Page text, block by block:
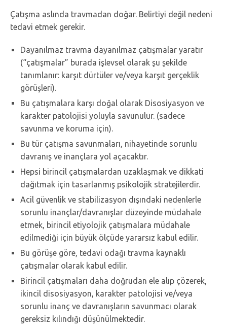
Çatışma aslında travmadan doğar. Belirtiyi değil nedeni
tedavi etmek gerekir.
Dayanılmaz travma dayanılmaz çatışmalar yaratır
(“çatışmalar” burada işlevsel olarak şu şekilde
tanımlanır: karşıt dürtüler ve/veya karşıt gerçeklik
görüşleri).
Bu çatışmalara karşı doğal olarak Disosiyasyon ve
karakter patolojisi yoluyla savunulur. (sadece
savunma ve koruma için).
Bu tür çatışma savunmaları, nihayetinde sorunlu
davranış ve inançlara yol açacaktır.
Hepsi birincil çatışmalardan uzaklaşmak ve dikkati
dağıtmak için tasarlanmış psikolojik stratejilerdir.
Acil güvenlik ve stabilizasyon dışındaki nedenlerle
sorunlu inançlar/davranışlar düzeyinde müdahale
etmek, birincil etiyolojik çatışmalara müdahale
edilmediği için büyük ölçüde yararsız kabul edilir.
Bu görüşe göre, tedavi odağı travma kaynaklı
çatışmalar olarak kabul edilir.
Birincil çatışmaları daha doğrudan ele alıp çözerek,
ikincil disosiyasyon, karakter patolojisi ve/veya
sorunlu inanç ve davranışların savunmacı olarak
gereksiz kılındığı düşünülmektedir.